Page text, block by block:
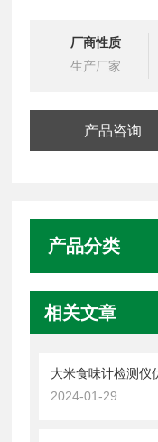
式完成热循环过程
件、光信号传输部
厂商性质
生产厂家
产品咨询
产品分类
相关文章
大米食味计检测仪
2024-01-29